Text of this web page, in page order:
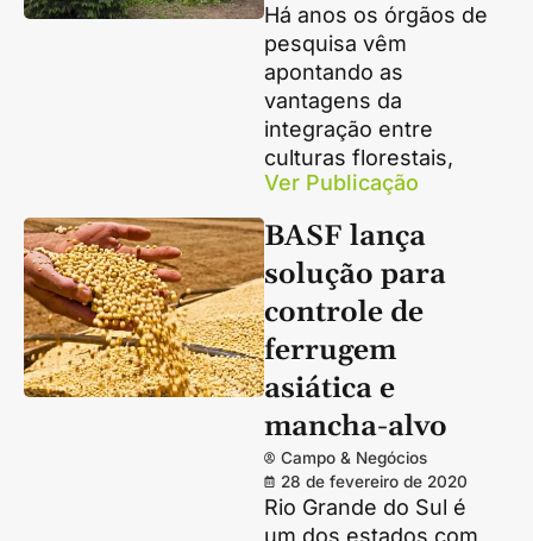
Há anos os órgãos de
pesquisa vêm
apontando as
vantagens da
integração entre
culturas florestais,
Ver Publicação
BASF lança
solução para
controle de
ferrugem
asiática e
mancha-alvo
Campo & Negócios
28 de fevereiro de 2020
Rio Grande do Sul é
um dos estados com